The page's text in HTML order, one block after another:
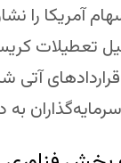
آمریکا را
تعطیلات